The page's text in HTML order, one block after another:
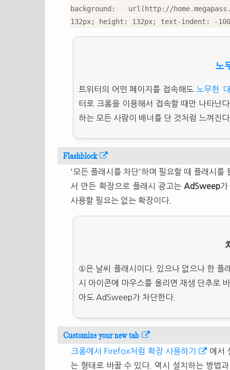
background: url(http://
132px; height: 132px; text-indent: -
노
트위터의 어떤 페이지를 접속해도 노무현
터로 크롬을 이용해서 접속할 때만 나타난
하는 모든 사람이 배너를 단 것처럼 느껴진
Flashblock
'모든 플래시를 차단'하며 필요할 때 플래시를
서 만든 확장으로 플래시 광고는 AdSweep
사용할 필요는 없는 확장이다.
①은 날씨 플래시이다. 있으나 없으나 한 플
시 아이콘에 마우스를 올리면 재생 단추로
아도 AdSweep가 차단한다.
Customize your new tab
크롬에서 Firefox처럼 확장 사용하기
에서
는 형태로 바꿀 수 있다. 역시 설치하는 방법